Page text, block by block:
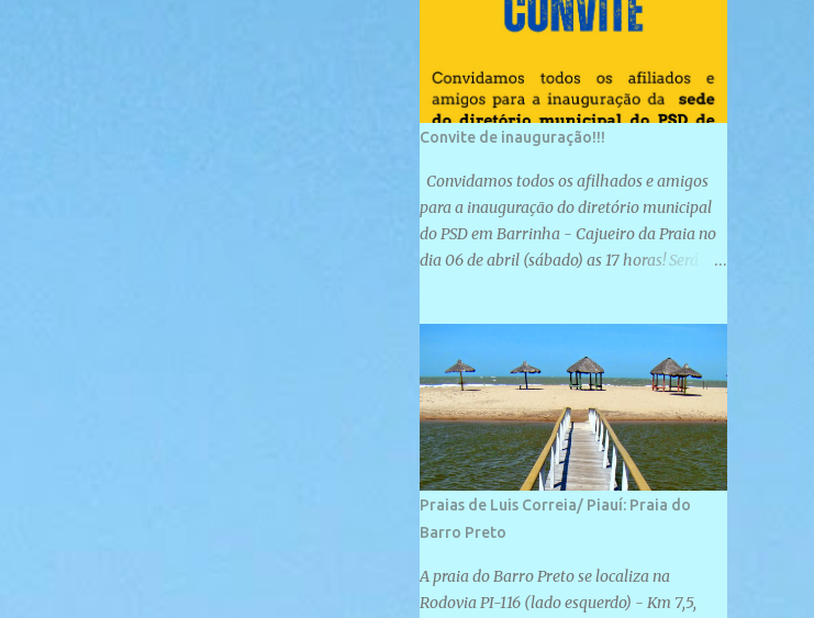
Convite de inauguração!!!
Convidamos todos os afilhados e amigos
para a inauguração do diretório municipal
do PSD em Barrinha - Cajueiro da Praia no
dia 06 de abril (sábado) as 17 horas! Será
localizada na Rua São José, 98 Barrinha -
Cajueiro da Praia.
Praias de Luis Correia/ Piauí: Praia do
Barro Preto
A praia do Barro Preto se localiza na
Rodovia PI-116 (lado esquerdo) - Km 7,5,